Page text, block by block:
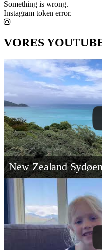
Something is wrong.
Instagram token error.
VORES
New Zealand Sydøen